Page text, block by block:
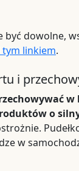
być dowolne,
tym linkiem.
i
w
o
w